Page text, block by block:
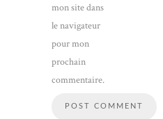
mon site dans
le navigateur
pour mon
prochain
commentaire.